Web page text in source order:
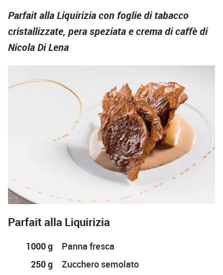
Parfait alla Liquirizia con foglie di tabacco
cristallizzate, pera speziata e crema di caffè di
Nicola Di Lena
Parfait alla Liquirizia
1000 g
Panna fresca
250 g
Zucchero semolato